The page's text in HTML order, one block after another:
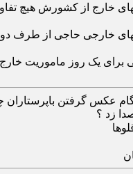
خارج از کشورش هیچ
خارجی حاجی از طرف
برای یک روز ماموریت
عکس گرفتن
زد ؟